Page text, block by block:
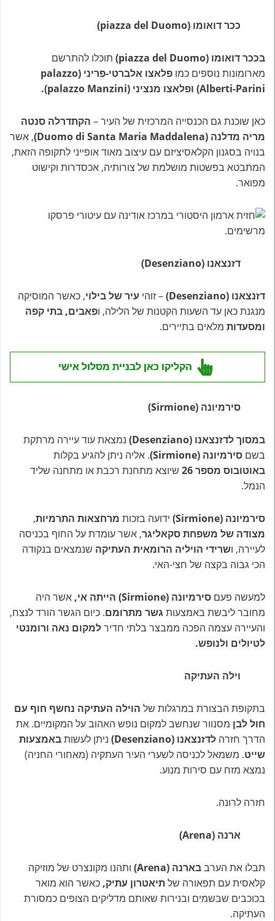
ככר דואומו (piazza del Duomo)
בככר דואומו (piazza del Duomo)
תוכלו להתרשם
מארומונות נוספים כמו
פלאצו אלברטי-פריני (palazzo
Alberti-Parini) ופלאצו מנציני (palazzo Manzini).
כאן שוכנת גם הכנסייה המרכזית של העיר – הקתדרלה סנטה
מריה מדלנה (Duomo di Santa Maria Maddalena)
, אשר
בנויה בסגנון הקלאסיציזם עם עיצוב מאוד אופייני לתקופה הזאת,
המתבטא בפשטות מושלמת של צורותיה, אכסדרות וקישוט
מפואר.
דזנצאנו (Desenziano)
דזנצאנו (Desenziano) – זוהי עיר של בילוי, כאשר המוסיקה
מנגנת כאן עד השעות הקטנות של הלילה, ופאבים, בתי קפה
ומסעדות מלאים בתיירים.
הקליקו כאן לבניית מסלול אישי
סירמיונה (Sirmione)
במסוך לדזנצאנו (Desenziano)
נמצאת עוד עיירה מרתקת
בשם סירמיונה (Sirmione)
. אליה ניתן להגיע בקלות
באוטובוס מספר 26
שיוצא מתחנת רכבת או מתחנה שליד
הנמל.
סירמיונה (Sirmione) ידועה בזכות מרחצאות התרמיות,
מצודה של משפחת סקאליגר, אשר עומדת על החוף בכניסה
לעיירה, ושרידי הויליה הרומאית העתיקה שנמצאים בנקודה
הכי גבוה בקצה של חצי-האי.
למעשה פעם סירמיונה (Sirmione) הייתה אי,
אשר היה
מחובר ליבשת באמצעותגשר מתרומם. כיום הגשר הורד לנצח,
והעיירה עצמה הפכה ממבצר בלתי חדירלמקום נאה ורומנטי
לטיולים ולנופש.
וילה העתיקה
בתקופת הבצורת במרגלות של הוילה העתיקה נחשף חוף עם
חול לבן מסנוור שנחשב למקום נופש האהוב על המקומיים. את
הדרך חזרה לדזנצאנו (Desenziano) ניתן לעשותבאמצעות
שייט. משמאל לכניסה לשערי העיר העתקיה (מאחורי החניה)
נמצא מזח עם סירות מנוע.
חזרה לרונה.
ארנה (Arena)
תבלו את הערבבארנה (Arena)
ותהנו מקונצרט של מוזיקה
קלאסית עם תפאורה שלתיאטרון עתיק, כאשר הוא מואר
בכוכבים שבשמים ובנירות שאותם מדליקים הצופים כמסורת
העתיקה.